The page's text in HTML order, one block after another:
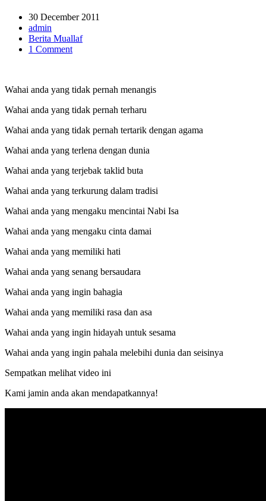
30 December 2011
admin
Berita Muallaf
1 Comment
Wahai anda yang tidak pernah menangis
Wahai anda yang tidak pernah terharu
Wahai anda yang tidak pernah tertarik dengan agama
Wahai anda yang terlena dengan dunia
Wahai anda yang terjebak taklid buta
Wahai anda yang terkurung dalam tradisi
Wahai anda yang mengaku mencintai Nabi Isa
Wahai anda yang mengaku cinta damai
Wahai anda yang memiliki hati
Wahai anda yang senang bersaudara
Wahai anda yang ingin bahagia
Wahai anda yang memiliki rasa dan asa
Wahai anda yang ingin hidayah untuk sesama
Wahai anda yang ingin pahala melebihi dunia dan seisinya
Sempatkan melihat video ini
Kami jamin anda akan mendapatkannya!